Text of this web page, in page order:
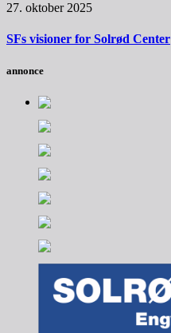
27. oktober 2025
SFs visioner for Solrød Center
annonce